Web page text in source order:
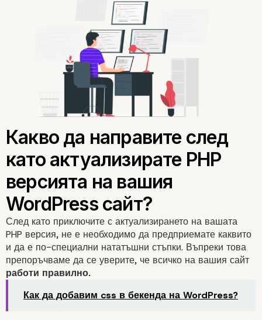
Как да актуализирате
версията на вашия
WordPress сайт?
След като приключите с актуализирането на вашата
PHP версия, не е необходимо да предприемате каквито
и да е по-специални нататъшни стъпки. Въпреки това
препоръчваме да се уверите, че всичко на вашия сайт
работи правилно.
Как да добавим css в бекенда на WordPress?